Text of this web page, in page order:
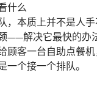
什么
，本质上并不是人
——解决它最快的办
顾客一台自助点餐
一个接一个排队。